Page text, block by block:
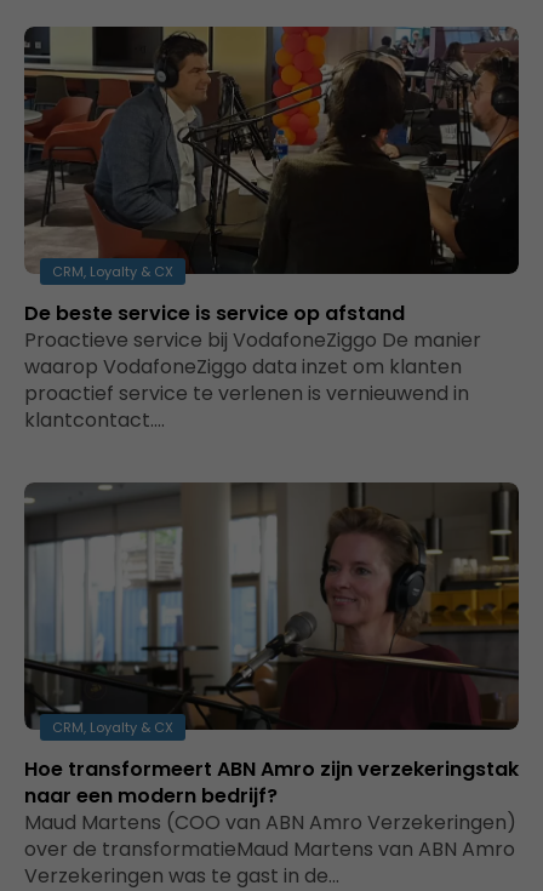
CRM, Loyalty & CX
De beste service is service op afstand
Proactieve service bij VodafoneZiggo De manier
waarop VodafoneZiggo data inzet om klanten
proactief service te verlenen is vernieuwend in
klantcontact.…
CRM, Loyalty & CX
Hoe transformeert ABN Amro zijn verzekeringstak
naar een modern bedrijf?
Maud Martens (COO van ABN Amro Verzekeringen)
over de transformatieMaud Martens van ABN Amro
Verzekeringen was te gast in de…